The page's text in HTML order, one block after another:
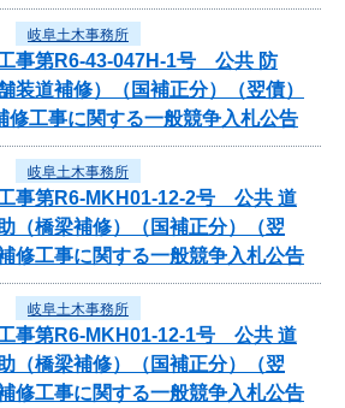
岐阜土木事務所
工事第R6-43-047H-1号 公共 防
装道補修）（国補正分）（翌債）
修工事に関する一般競争入札公告
岐阜土木事務所
工事第R6-MKH01-12-2号 公共 道
（橋梁補修）（国補正分）（翌
修工事に関する一般競争入札公告
岐阜土木事務所
工事第R6-MKH01-12-1号 公共 道
（橋梁補修）（国補正分）（翌
修工事に関する一般競争入札公告